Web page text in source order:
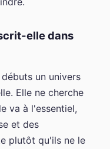
elle dans
un univers
Elle ne cherche
va à l'essentiel,
et des
plutôt qu'ils ne le